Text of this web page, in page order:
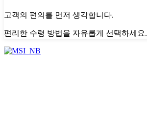
고객의 편의를 먼저 생각합니다.
편리한 수령 방법을 자유롭게 선택하세요.